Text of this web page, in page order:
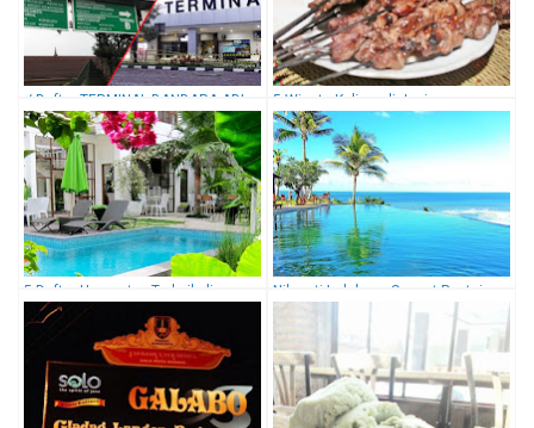
√ Daftar TERMINAL BANDARA ADI
SUCIPTO Yogyakarta (All Maskapai)
5 Wisata Kuliner di Jogja, yang
Wajib Dicicipi
5 Daftar Homestay Terbaik di
Yogyakarta, Yang Bisa Jadi Pilihan
Anda!
Nikmati Indahnya Sunset Pantai
Parangtritis, di Queen Resort